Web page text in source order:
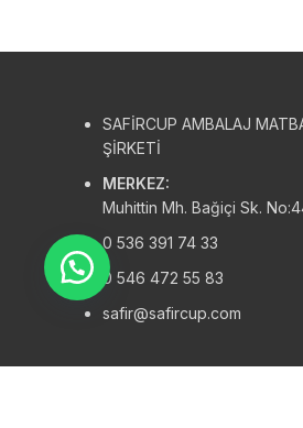
SAFİRCUP AMBALAJ
ŞİRKETİ
MERKEZ:
Muhittin Mh. Bağiçi Sk.
0 536 391 74 33
0 546 472 55 83
safir@safircup.com